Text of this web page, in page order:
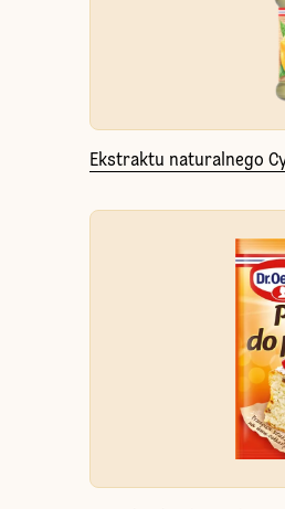
Ekstraktu naturalnego